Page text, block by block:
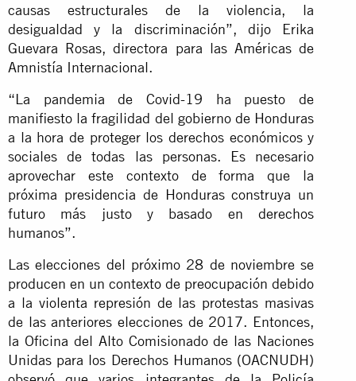
causas estructurales de la violencia, la
desigualdad y la discriminación”, dijo Erika
Guevara Rosas, directora para las Américas de
Amnistía Internacional.
“La pandemia de Covid-19 ha puesto de
manifiesto la fragilidad del gobierno de Honduras
a la hora de proteger los derechos económicos y
sociales de todas las personas. Es necesario
aprovechar este contexto de forma que la
próxima presidencia de Honduras construya un
futuro más justo y basado en derechos
humanos”.
Las elecciones del próximo 28 de noviembre se
producen en un contexto de preocupación debido
a la violenta represión de las protestas masivas
de las anteriores elecciones de 2017. Entonces,
la Oficina del Alto Comisionado de las Naciones
Unidas para los Derechos Humanos (OACNUDH)